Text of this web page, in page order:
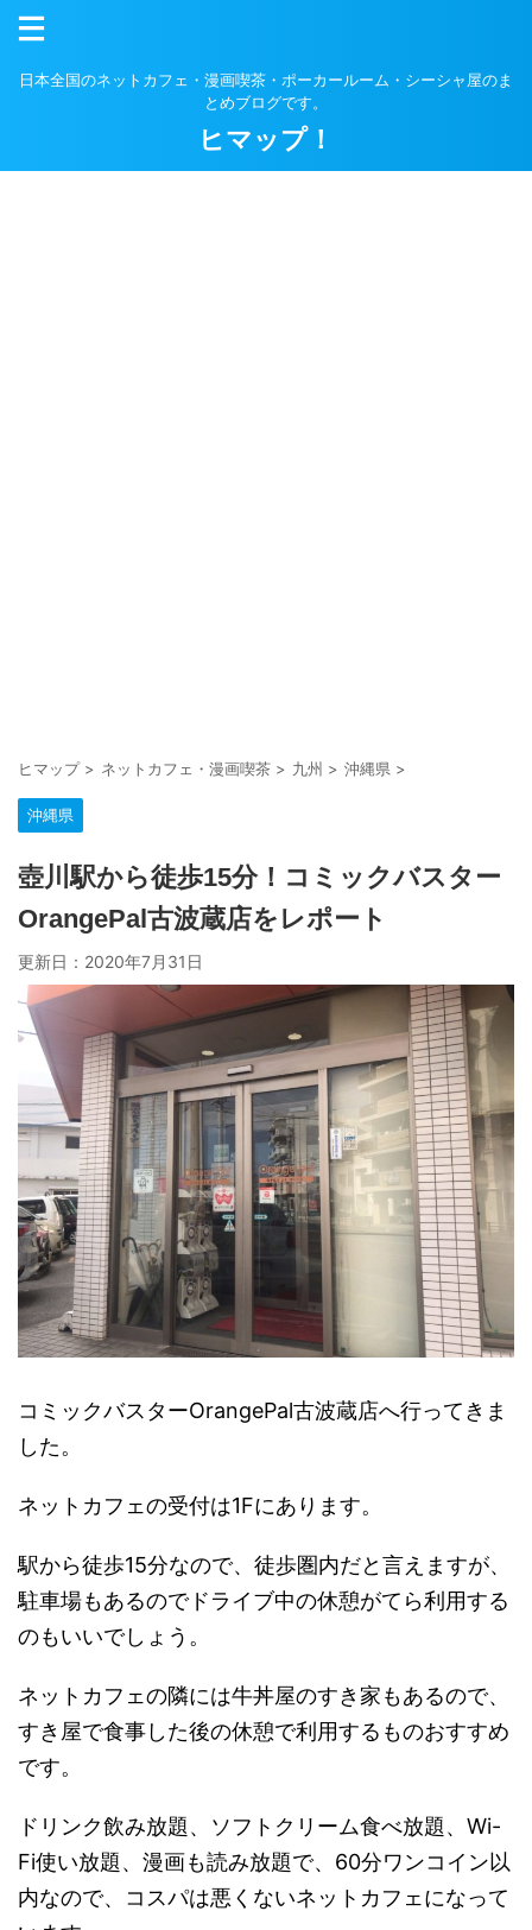
日本全国のネットカフェ・漫画喫茶・ポーカールーム・シーシャ屋のま
とめブログです。
ヒマップ！
ヒマップ> ネットカフェ・漫画喫茶 > 九州 > 沖縄県 >
沖縄県
壺川駅から徒歩15分！コミックバスター
OrangePal古波蔵店をレポート
更新日： 2020年7月31日
コミックバスターOrangePal古波蔵店へ行ってきま
した。
ネットカフェの受付は1Fにあります。
駅から徒歩15分なので、徒歩圏内だと言えますが、
駐車場もあるのでドライブ中の休憩がてら利用する
のもいいでしょう。
ネットカフェの隣には牛丼屋のすき家もあるので、
すき屋で食事した後の休憩で利用するものおすすめ
です。
ドリンク飲み放題、ソフトクリーム食べ放題、Wi-
Fi使い放題、漫画も読み放題で、60分ワンコイン以
内なので、コスパは悪くないネットカフェになって